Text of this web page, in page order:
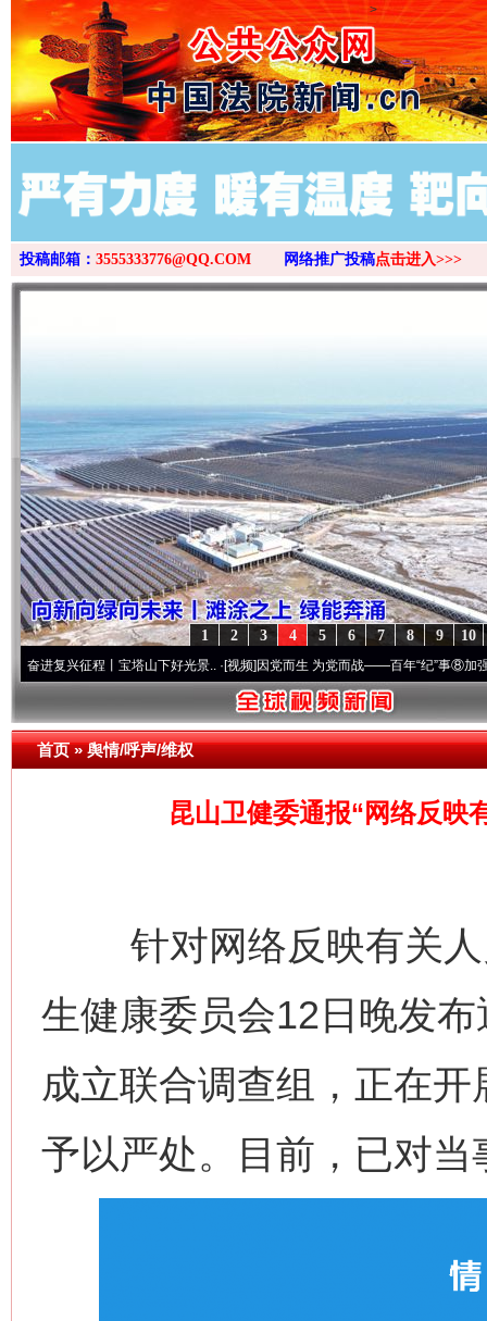
>
投稿邮箱： 3555333776@QQ.COM 网络推广投稿点击进入>>>
10
9
8
7
6
5
4
3
2
1
征程丨宝塔山下好光景..·[视频]因党而生 为党而战——百年“纪”事⑧加强纪律..·[视
首页»舆情/呼声/维权
昆山卫健委通报“网络反映
针对网络反映有关人
生健康委员会12日晚发
成立联合调查组，正在
予以严处。目前，已对